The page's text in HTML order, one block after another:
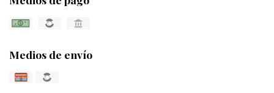
Medios de envío